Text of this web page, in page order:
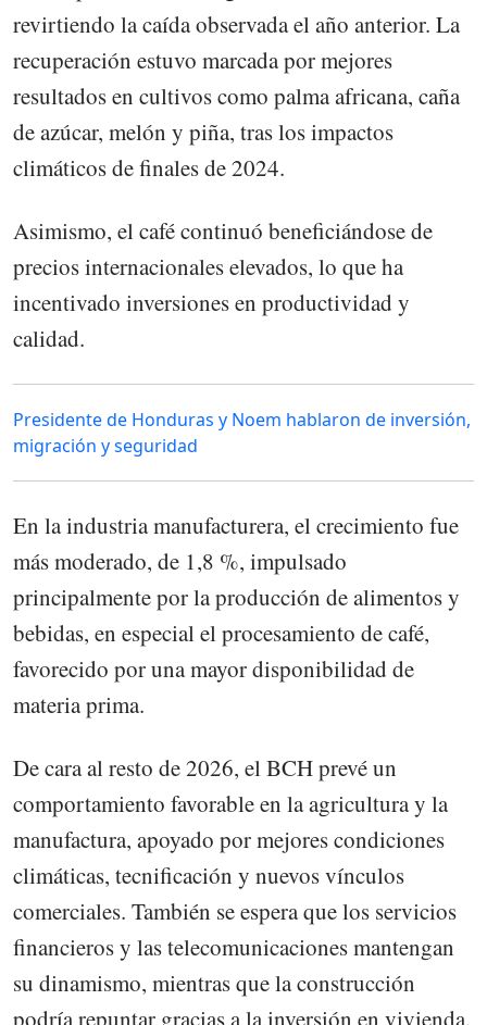
revirtiendo la caída observada el año anterior. La
recuperación estuvo marcada por mejores
resultados en cultivos como palma africana, caña
de azúcar, melón y piña, tras los impactos
climáticos de finales de 2024.
Asimismo, el café continuó beneficiándose de
precios internacionales elevados, lo que ha
incentivado inversiones en productividad y
calidad.
Presidente de Honduras y Noem hablaron de inversión,
migración y seguridad
En la industria manufacturera, el crecimiento fue
más moderado, de 1,8 %, impulsado
principalmente por la producción de alimentos y
bebidas, en especial el procesamiento de café,
favorecido por una mayor disponibilidad de
materia prima.
De cara al resto de 2026, el BCH prevé un
comportamiento favorable en la agricultura y la
manufactura, apoyado por mejores condiciones
climáticas, tecnificación y nuevos vínculos
comerciales. También se espera que los servicios
financieros y las telecomunicaciones mantengan
su dinamismo, mientras que la construcción